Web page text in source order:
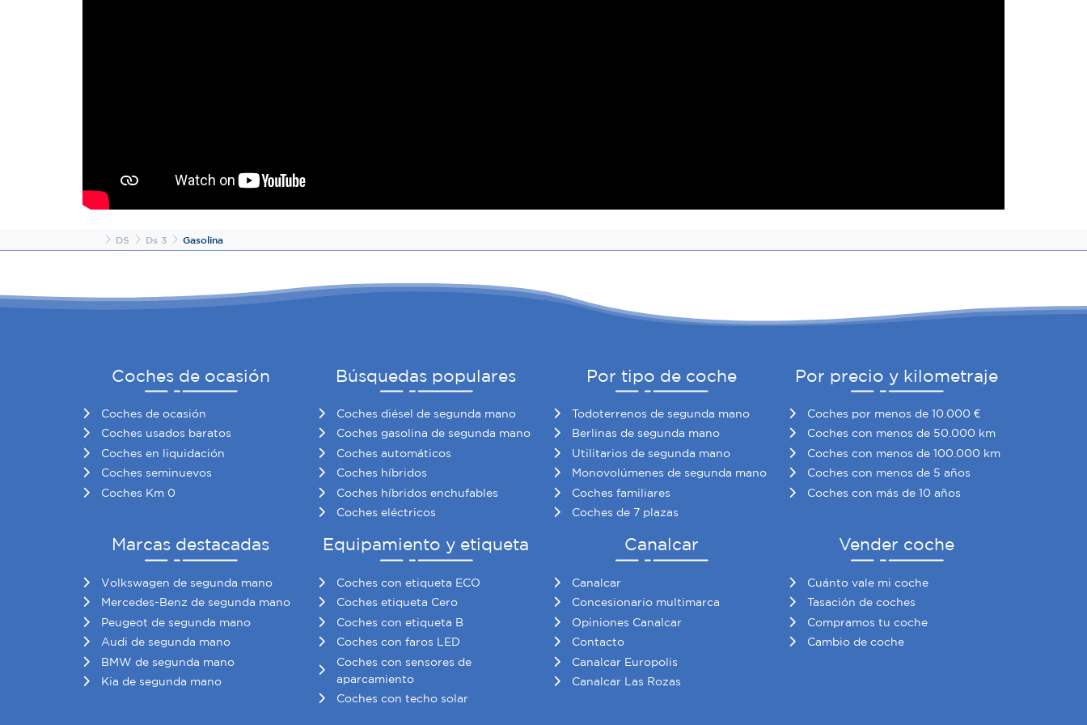
Inicio
DS Ds 3 Gasolina
Coches de ocasión
Coches de ocasión
Coches usados baratos
Coches en liquidación
Coches seminuevos
Coches Km 0
Búsquedas populares
Coches diésel de segunda mano
Coches gasolina de segunda mano
Coches automáticos
Coches híbridos
Coches híbridos enchufables
Coches eléctricos
Por tipo de coche
Todoterrenos de segunda mano
Berlinas de segunda mano
Utilitarios de segunda mano
Monovolúmenes de segunda mano
Coches familiares
Coches de 7 plazas
Por precio y kilometraje
Coches por menos de 10.000 €
Coches con menos de 50.000 km
Coches con menos de 100.000 km
Coches con menos de 5 años
Coches con más de 10 años
Marcas destacadas
Volkswagen de segunda mano
Mercedes-Benz de segunda mano
Peugeot de segunda mano
Audi de segunda mano
BMW de segunda mano
Kia de segunda mano
Equipamiento y etiqueta
Coches con etiqueta ECO
Coches etiqueta Cero
Coches con etiqueta B
Coches con faros LED
Coches con sensores de
aparcamiento
Coches con techo solar
Canalcar
Canalcar
Concesionario multimarca
Opiniones Canalcar
Contacto
Canalcar Europolis
Canalcar Las Rozas
Vender coche
Cuánto vale mi coche
Tasación de coches
Compramos tu coche
Cambio de coche